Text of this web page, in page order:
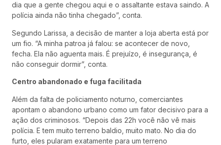
dia que a gente chegou aqui e o assaltante estava saindo. A
polícia ainda não tinha chegado”, conta.
Segundo Larissa, a decisão de manter a loja aberta está por
um fio. “A minha patroa já falou: se acontecer de novo,
fecha. Ela não aguenta mais. É prejuízo, é insegurança, é
não conseguir dormir”, conta.
Centro abandonado e fuga facilitada
Além da falta de policiamento noturno, comerciantes
apontam o abandono urbano como um fator decisivo para a
ação dos criminosos. “Depois das 22h você não vê mais
polícia. E tem muito terreno baldio, muito mato. No dia do
furto, eles pularam exatamente para um terreno